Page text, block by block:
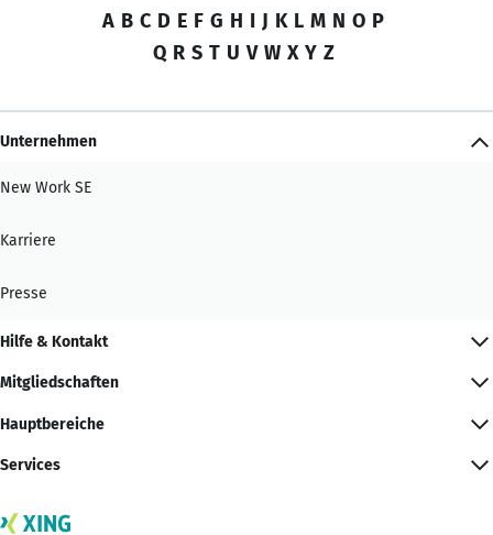
A B C D E F G H I J K L M N O P
Q R S T U V W X Y Z
Unternehmen
New Work SE
Karriere
Presse
Hilfe & Kontakt
Mitgliedschaften
Hauptbereiche
Services